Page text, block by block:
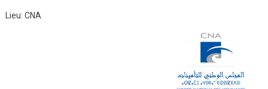
Lieu: CNA